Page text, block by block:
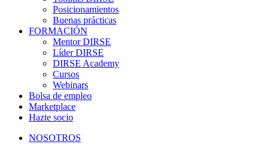
Posicionamientos
Buenas prácticas
FORMACIÓN
Mentor DIRSE
Líder DIRSE
DIRSE Academy
Cursos
Webinars
Bolsa de empleo
Marketplace
Hazte socio
NOSOTROS